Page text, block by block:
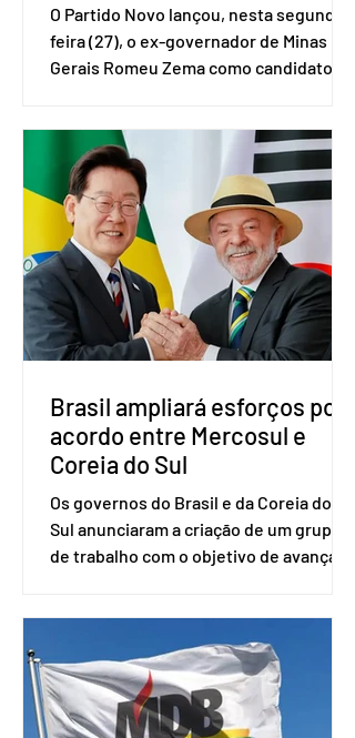
O Partido Novo lançou, nesta segunda-
feira (27), o ex-governador de Minas
Gerais Romeu Zema como candidato à
Brasília. O Novo ainda não definiu quem
vai compor a chapa como candidato a
vice-presidente. A convenção contou
com a presença do presidente nacional
do partido, Eduardo Ribeiro, e do
senador Eduardo Girão, filiado ao Novo
desde fevereiro de 2023. Formado em
administração de empresas pela
Fundaç
Brasil ampliará esforços por
acordo entre Mercosul e
Coreia do Sul
Os governos do Brasil e da Coreia do
Sul anunciaram a criação de um grupo
de trabalho com o objetivo de avançar
Uruguai, além de outros países
associados. “Decidimos criar um grupo
de trabalho que vai identificar